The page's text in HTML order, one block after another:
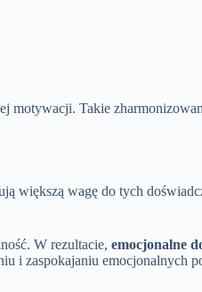
motywacji. Takie
większą wagę do tych
W rezultacie, emocjonalne
i zaspokajaniu emocjonalnych